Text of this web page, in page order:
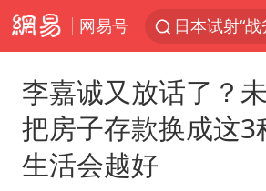
网易号
向鹏0-3不
百花奖开幕
李嘉诚又放话了？
把房子存款换成这3
生活会越好